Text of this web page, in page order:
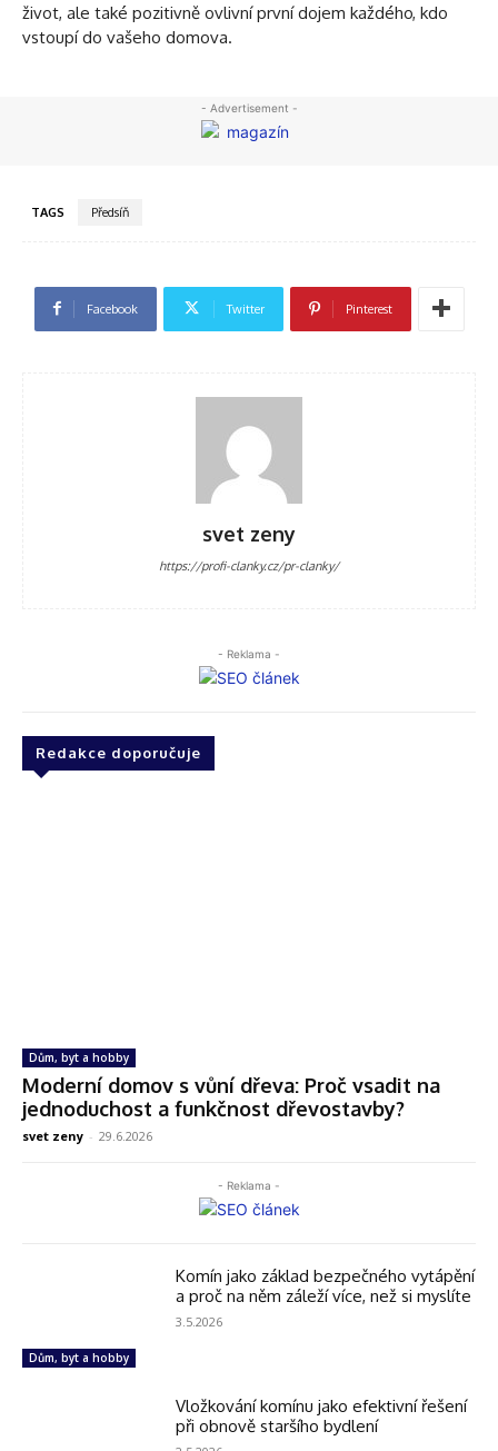
život, ale také pozitivně ovlivní první dojem každého, kdo
vstoupí do vašeho domova.
- Advertisement -
TAGS Předsíň
Facebook Twitter Pinterest
svet zeny
https://profi-clanky.cz/pr-clanky/
- Reklama -
Redakce doporučuje
Dům, byt a hobby
Moderní domov s vůní dřeva: Proč vsadit na
jednoduchost a funkčnost dřevostavby?
svet zeny - 29.6.2026
- Reklama -
Dům, byt a hobby
Komín jako základ bezpečného vytápění
a proč na něm záleží více, než si myslíte
3.5.2026
Vložkování komínu jako efektivní řešení
při obnově staršího bydlení